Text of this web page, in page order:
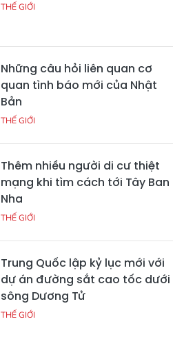
THẾ GIỚI
Những câu hỏi liên quan cơ
quan tình báo mới của Nhật
Bản
THẾ GIỚI
Thêm nhiều người di cư thiệt
mạng khi tìm cách tới Tây Ban
Nha
THẾ GIỚI
Trung Quốc lập kỷ lục mới với
dự án đường sắt cao tốc dưới
sông Dương Tử
THẾ GIỚI